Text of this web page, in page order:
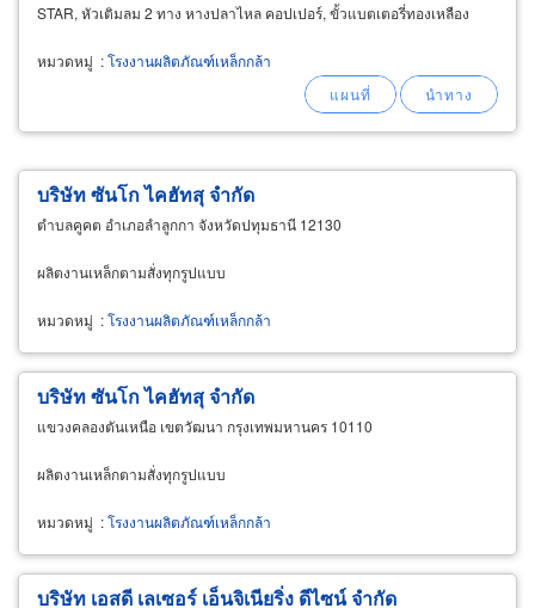
STAR, หัวเติมลม 2 ทาง หางปลาไหล คอปเปอร์, ขั้วแบตเตอรี่ทองเหลือง
หมวดหมู่ :โรงงานผลิตภัณฑ์เหล็กกล้า
บริษัท ซันโก ไคฮัทสุ จำกัด
ตำบลคูคต อำเภอลำลูกกา จังหวัดปทุมธานี 12130
ผลิตงานเหล็กตามสั่งทุกรูปแบบ
หมวดหมู่ :โรงงานผลิตภัณฑ์เหล็กกล้า
บริษัท ซันโก ไคฮัทสุ จำกัด
แขวงคลองตันเหนือ เขตวัฒนา กรุงเทพมหานคร 10110
ผลิตงานเหล็กตามสั่งทุกรูปแบบ
หมวดหมู่ :โรงงานผลิตภัณฑ์เหล็กกล้า
บริษัท เอสดี เลเซอร์ เอ็นจิเนียริ่ง ดีไซน์ จำกัด